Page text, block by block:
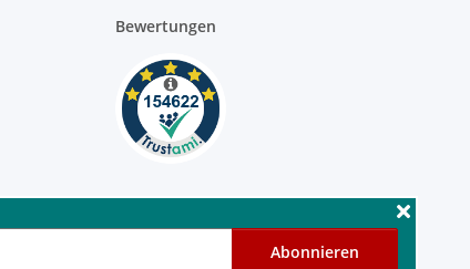
Abonnieren
Bewertungen